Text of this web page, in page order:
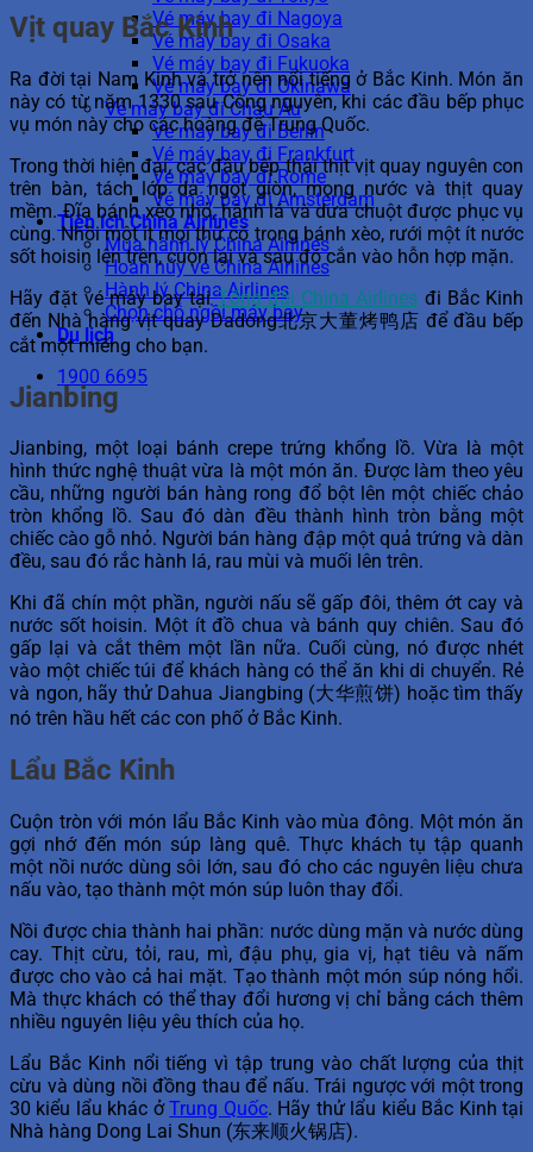
Vé máy bay đi Nagoya
Vé máy bay đi Osaka
Vé máy bay đi Fukuoka
Vé máy bay đi Okinawa
Vé máy bay đi Châu Âu
Vé máy bay đi Berlin
Vé máy bay đi Frankfurt
Vé máy bay đi Rome
Vé máy bay đi Amsterdam
Tiện ích China Airlines
Mua hành lý China Airlines
Hoàn hủy vé China Airlines
Hành lý China Airlines
Chọn chỗ ngồi máy bay
Du lịch
1900 6695
Vịt quay Bắc Kinh
Ra đời tại Nam Kinh và trở nên nổi tiếng ở Bắc Kinh. Món ăn
này có từ năm 1330 sau Công nguyên, khi các đầu bếp phục
vụ món này cho các hoàng đế Trung Quốc.
Trong thời hiện đại, các đầu bếp thái thịt vịt quay nguyên con
trên bàn, tách lớp da ngọt giòn, mọng nước và thịt quay
mềm. Đĩa bánh xèo nhỏ, hành lá và dưa chuột được phục vụ
cùng. Nhồi một ít mọi thứ có trong bánh xèo, rưới một ít nước
sốt hoisin lên trên, cuộn lại và sau đó cắn vào hỗn hợp mặn.
Hãy đặt vé máy bay tạiTổng đài China Airlines đi Bắc Kinh
đến Nhà hàng vịt quay Dadong北京大董烤鸭店 để đầu bếp
cắt một miếng cho bạn.
Jianbing
Jianbing, một loại bánh crepe trứng khổng lồ. Vừa là một
hình thức nghệ thuật vừa là một món ăn. Được làm theo yêu
cầu, những người bán hàng rong đổ bột lên một chiếc chảo
tròn khổng lồ. Sau đó dàn đều thành hình tròn bằng một
chiếc cào gỗ nhỏ. Người bán hàng đập một quả trứng và dàn
đều, sau đó rắc hành lá, rau mùi và muối lên trên.
Khi đã chín một phần, người nấu sẽ gấp đôi, thêm ớt cay và
nước sốt hoisin. Một ít đồ chua và bánh quy chiên. Sau đó
gấp lại và cắt thêm một lần nữa. Cuối cùng, nó được nhét
vào một chiếc túi để khách hàng có thể ăn khi di chuyển. Rẻ
và ngon, hãy thử Dahua Jiangbing (大华煎饼) hoặc tìm thấy
nó trên hầu hết các con phố ở Bắc Kinh.
Lẩu Bắc Kinh
Cuộn tròn với món lẩu Bắc Kinh vào mùa đông. Một món ăn
gợi nhớ đến món súp làng quê. Thực khách tụ tập quanh
một nồi nước dùng sôi lớn, sau đó cho các nguyên liệu chưa
nấu vào, tạo thành một món súp luôn thay đổi.
Nồi được chia thành hai phần: nước dùng mặn và nước dùng
cay. Thịt cừu, tỏi, rau, mì, đậu phụ, gia vị, hạt tiêu và nấm
được cho vào cả hai mặt. Tạo thành một món súp nóng hổi.
Mà thực khách có thể thay đổi hương vị chỉ bằng cách thêm
nhiều nguyên liệu yêu thích của họ.
Lẩu Bắc Kinh nổi tiếng vì tập trung vào chất lượng của thịt
cừu và dùng nồi đồng thau để nấu. Trái ngược với một trong
30 kiểu lẩu khác ởTrung Quốc. Hãy thử lẩu kiểu Bắc Kinh tại
Nhà hàng Dong Lai Shun (东来顺火锅店).